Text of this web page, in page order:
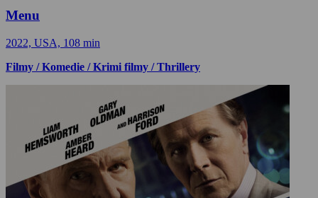
Menu
2022, USA, 108 min
Filmy / Komedie / Krimi filmy / Thrillery